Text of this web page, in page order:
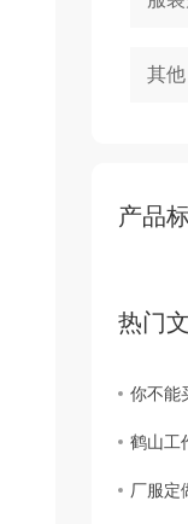
其他
产品
热门
鹤山工
厂服定